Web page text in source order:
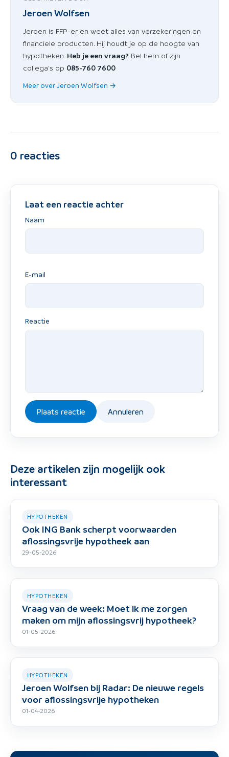
Jeroen Wolfsen
Jeroen is FFP-er en weet alles van verzekeringen en
financiele producten. Hij houdt je op de hoogte van
hypotheken. Heb je een vraag? Bel hem of zijn
collega's op 085-760 7600
Meer over Jeroen Wolfsen →
0 reacties
Laat een reactie achter
Naam
E-mail
Reactie
Plaats reactie Annuleren
Deze artikelen zijn mogelijk ook
interessant
HYPOTHEKEN
Ook ING Bank scherpt voorwaarden
aflossingsvrije hypotheek aan
29-05-2026
HYPOTHEKEN
Vraag van de week: Moet ik me zorgen
maken om mijn aflossingsvrij hypotheek?
01-05-2026
HYPOTHEKEN
Jeroen Wolfsen bij Radar: De nieuwe regels
voor aflossingsvrije hypotheken
01-04-2026